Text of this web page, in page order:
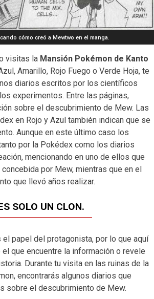
cómo creó a Mewtwo en el manga.
visitas la Mansión Pokémon de Kanto
Amarillo, Rojo Fuego o Verde Hoja, te
diarios escritos por los científicos
experimentos. Entre las páginas,
sobre el descubrimiento de Mew. Las
en Rojo y Azul también indican que se
Aunque en este último caso los
por la Pokédex como los diarios
mencionando en uno de ellos que
por Mew, mientras que en el
que llevó años realizar.
SOLO UN CLON.
el papel del protagonista, por lo que aquí
que encuentre la información o revele
Durante tu visita en las ruinas de la
encontrarás algunos diarios que
sobre el descubrimiento de Mew.